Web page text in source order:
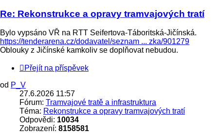
Re: Rekonstrukce a opravy tramvajových tratí
Bylo vypsáno VŘ na RTT Seifertova-Táboritská-Jičínská.
https://tenderarena.cz/dodavatel/seznam ... zka/901279
Oblouky z Jičínské kamkoliv se doplňovat nebudou.
Přejít na příspěvek
od P_V
27.6.2026 11:57
Fórum: Tramvajové tratě a infrastruktura
Téma: Rekonstrukce a opravy tramvajových tratí
Odpovědi: 10034
Zobrazení: 8158581